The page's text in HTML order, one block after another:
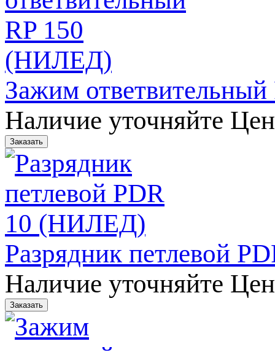
Зажим
Наличие уточняйте
Разрядник петлевой
Наличие уточняйте